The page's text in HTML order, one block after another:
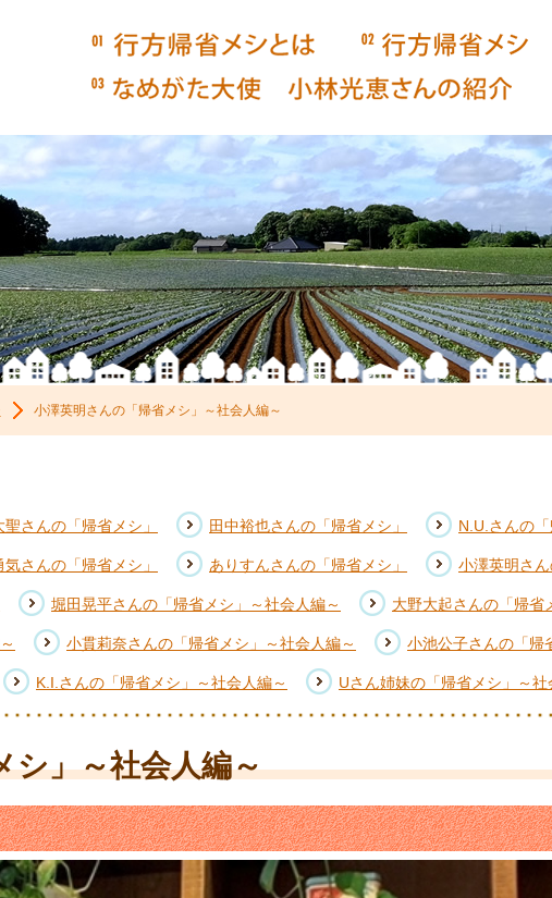
行方帰省メシとは
NAMEGATA HOMECOMING MEAL
小澤英明さんの「帰省メシ」～社会人編～
聖さんの「帰省メシ」 田中裕也さんの「帰省メシ」 N.U.さんの「
さんの「帰省メシ」 ありすんさんの「帰省メシ」 小澤英明さ
堀田晃平さんの「帰省メシ」～社会人編～ 大野大起さんの「帰省
小貫莉奈さんの「帰省メシ」～社会人編～ 小池公子さんの「帰
K.I.さんの「帰省メシ」～社会人編～ Uさん姉妹の「帰省メシ」～社
シ」～社会人編～